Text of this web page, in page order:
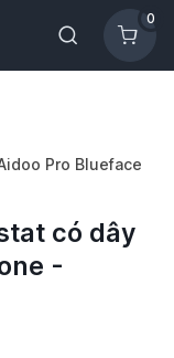
0
Pro Blueface
có dây
-